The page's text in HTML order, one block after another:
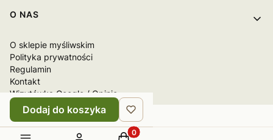
O NAS
O sklepie myśliwskim
Polityka prywatności
Regulamin
Kontakt
Wizytówka Google / Opinie
Dodaj do koszyka
Produkty w koszyku: 0. Zobacz